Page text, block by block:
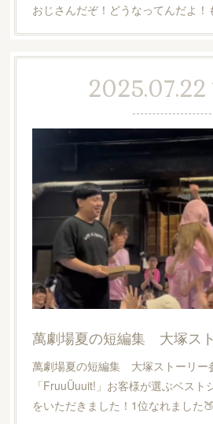
おじさんだぞ！どうなってんだよ
2025.07.22
萬劇場夏の短編集 大塚ス
萬劇場夏の短編集 大塚ストーリー
「FruuÜuuit!」お客様が選ぶベスト
をいただきました！1位なれました